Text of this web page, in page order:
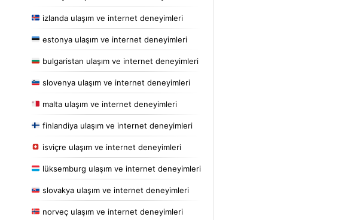
izlanda ulaşım ve internet deneyimleri
estonya ulaşım ve internet deneyimleri
bulgaristan ulaşım ve internet deneyimleri
slovenya ulaşım ve internet deneyimleri
malta ulaşım ve internet deneyimleri
finlandiya ulaşım ve internet deneyimleri
isviçre ulaşım ve internet deneyimleri
lüksemburg ulaşım ve internet deneyimleri
slovakya ulaşım ve internet deneyimleri
norveç ulaşım ve internet deneyimleri